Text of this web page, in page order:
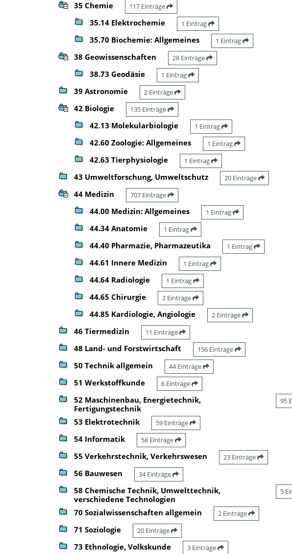
35 Chemie 117 Einträge
35.14 Elektrochemie 1 Eintrag
35.70 Biochemie: Allgemeines 1 Eintrag
38 Geowissenschaften 28 Einträge
38.73 Geodäsie 1 Eintrag
39 Astronomie 2 Einträge
42 Biologie 135 Einträge
42.13 Molekularbiologie 1 Eintrag
42.60 Zoologie: Allgemeines 1 Eintrag
42.63 Tierphysiologie 1 Eintrag
43 Umweltforschung, Umweltschutz 20 Einträge
44 Medizin 707 Einträge
44.00 Medizin: Allgemeines 1 Eintrag
44.34 Anatomie 1 Eintrag
44.40 Pharmazie, Pharmazeutika 1 Eintrag
44.61 Innere Medizin 1 Eintrag
44.64 Radiologie 1 Eintrag
44.65 Chirurgie 2 Einträge
44.85 Kardiologie, Angiologie 2 Einträge
46 Tiermedizin 11 Einträge
48 Land- und Forstwirtschaft 156 Einträge
50 Technik allgemein 44 Einträge
51 Werkstoffkunde 6 Einträge
52 Maschinenbau, Energietechnik,
Fertigungstechnik
95
53 Elektrotechnik 59 Einträge
54 Informatik 58 Einträge
55 Verkehrstechnik, Verkehrswesen 23 Einträge
56 Bauwesen 34 Einträge
58 Chemische Technik, Umwelttechnik,
verschiedene Technologien
5
70 Sozialwissenschaften allgemein 2 Einträge
71 Soziologie 20 Einträge
73 Ethnologie, Volkskunde 3 Einträge